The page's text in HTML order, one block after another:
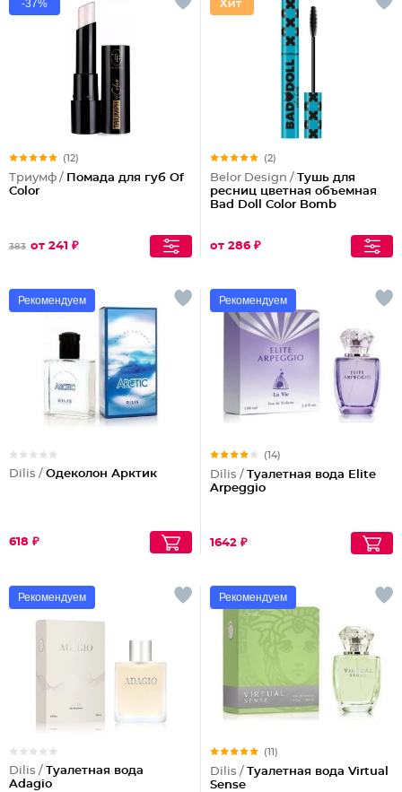
-37%
(12)
Триумф / Помада для губ Of
Color
383 от 241 ₽
(2)
Belor Design / Тушь для
ресниц цветная объемная
Bad Doll Color Bomb
от 286 ₽
Рекомендуем
Dilis / Одеколон Арктик
618 ₽
Рекомендуем
(14)
Dilis / Туалетная вода Elite
Arpeggio
1642 ₽
Рекомендуем
Dilis / Туалетная вода
Adagio
Рекомендуем
(11)
Dilis / Туалетная вода Virtual
Sense